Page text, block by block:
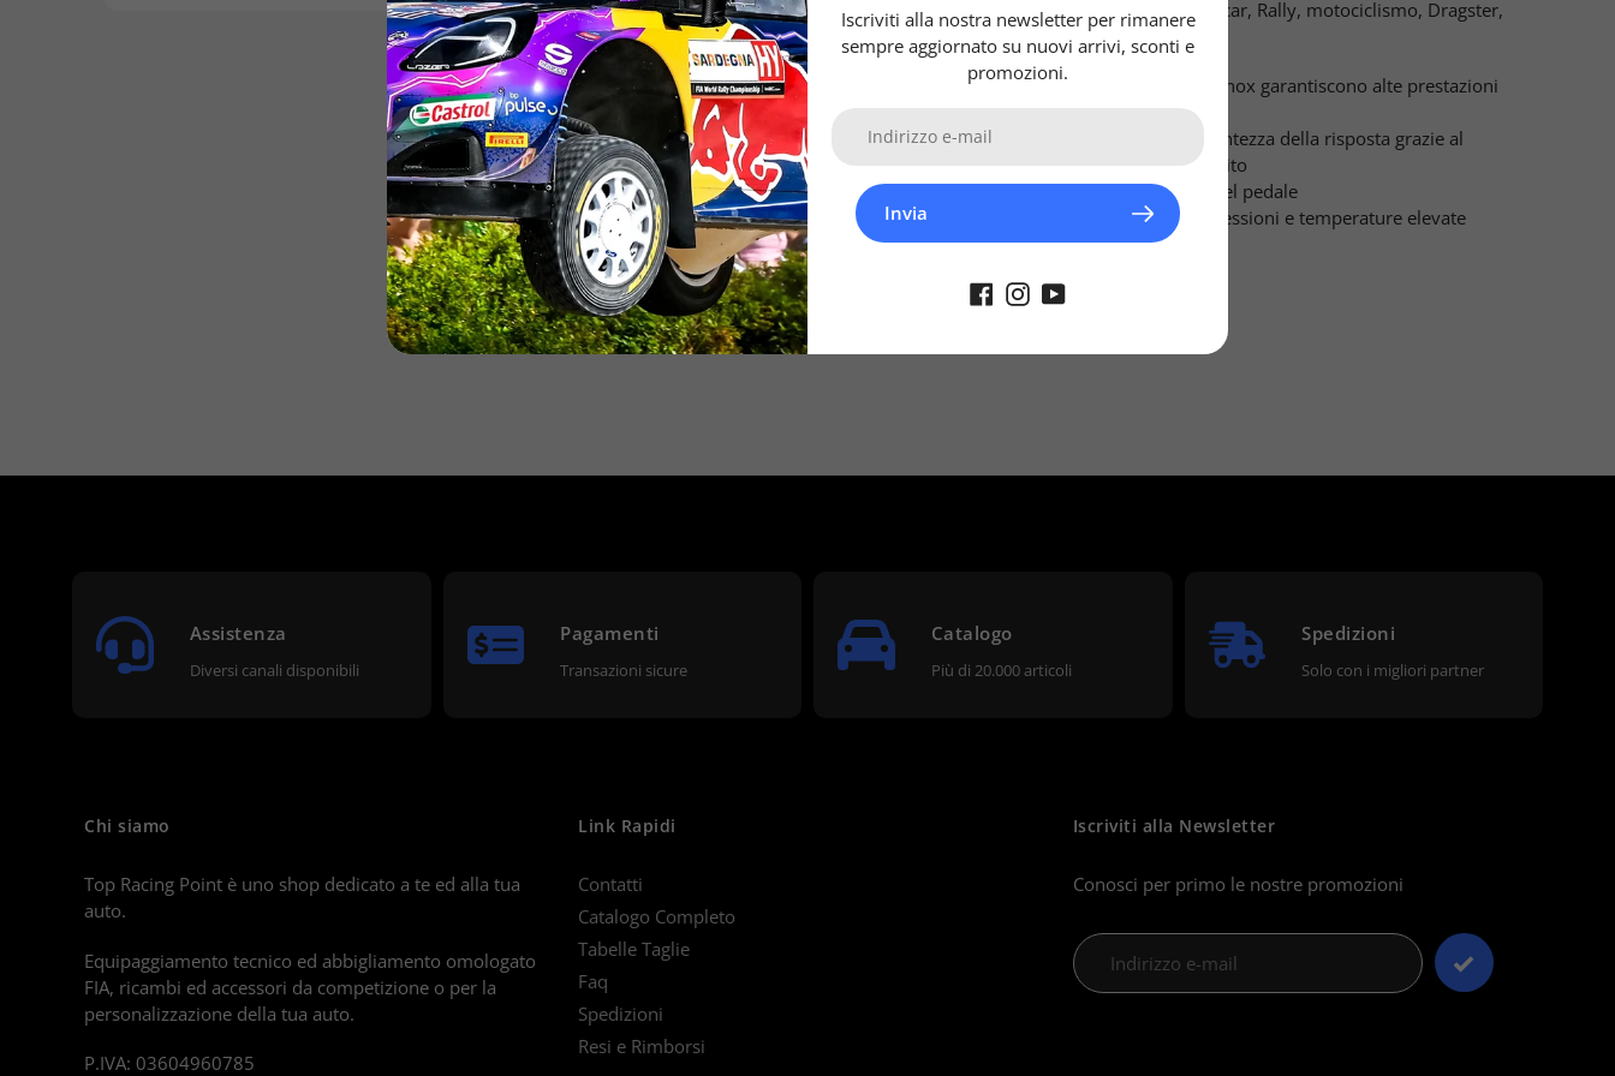
Sono impiegati con successo in F1, Nascar, Rally, motociclismo, Dragster,
motoslitte e ATV.
I tubi Goodridge in treccia aeronautica inox garantiscono alte prestazioni
- aumento della potenza frenante e prontezza della risposta grazie al
mantenimento della pressione del circuito
- eliminazione dell'effetto "spugnoso" del pedale
- elevata resistenza alla dilatazione a pressioni e temperature elevate
- durata costante nel tempo
n.b. la foto è puramente dimostrativa
Assistenza
Diversi canali disponibili
Pagamenti
Transazioni sicure
Catalogo
Più di 20.000 articoli
Spedizioni
Solo con i migliori partner
Chi siamo
Top Racing Point è uno shop dedicato a te ed alla tua
auto.
Equipaggiamento tecnico ed abbigliamento omologato
FIA, ricambi ed accessori da competizione o per la
personalizzazione della tua auto.
P.IVA: 03604960785
Link Rapidi
Contatti
Catalogo Completo
Tabelle Taglie
Faq
Spedizioni
Resi e Rimborsi
Iscriviti alla Newsletter
Conosci per primo le nostre promozioni
Iscriviti alla nostra newsletter per rimanere
sempre aggiornato su nuovi arrivi, sconti e
promozioni.
Invia